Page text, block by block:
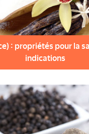
: propriétés pour la
indications